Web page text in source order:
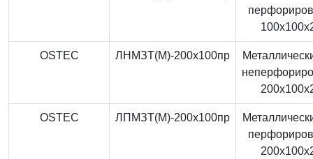
OSTEC ЛНМЗТ(М)-200x100пр
OSTEC ЛПМЗТ(М)-200x100пр